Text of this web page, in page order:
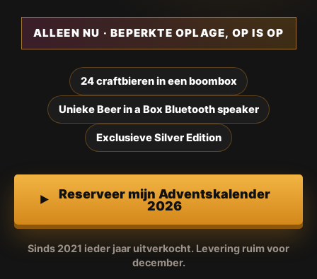
ALLEEN NU · BEPERKTE OPLAGE, OP IS OP
24 craftbieren in een boombox
Unieke Beer in a Box Bluetooth speaker
Exclusieve Silver Edition
Reserveer mijn Adventskalender
2026
Sinds 2021 ieder jaar uitverkocht. Levering ruim voor
december.